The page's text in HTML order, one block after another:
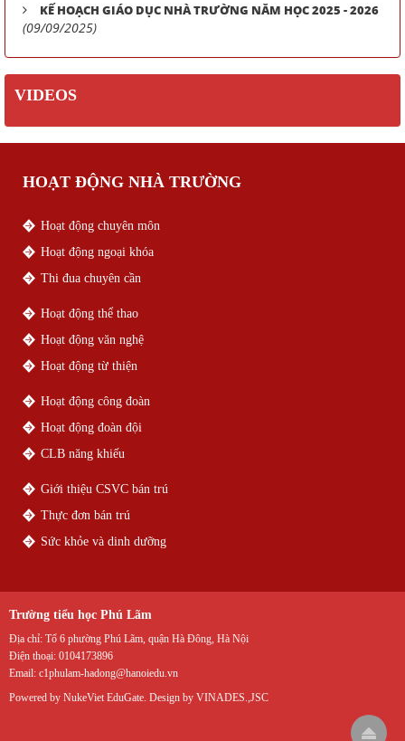
KẾ HOẠCH GIÁO DỤC NHÀ TRƯỜNG NĂM HỌC 2025 - 2026
(09/09/2025)
VIDEOS
HOẠT ĐỘNG NHÀ TRƯỜNG
Hoạt động chuyên môn
Hoạt động ngoại khóa
Thi đua chuyên cần
Hoạt động thể thao
Hoạt động văn nghệ
Hoạt động từ thiện
Hoạt động công đoàn
Hoạt động đoàn đội
CLB năng khiếu
Giới thiệu CSVC bán trú
Thực đơn bán trú
Sức khỏe và dinh dưỡng
Trường tiểu học Phú Lãm
Địa chỉ: Tổ 6 phường Phú Lãm, quận Hà Đông, Hà Nội
Điện thoại: 0104173896
Email: c1phulam-hadong@hanoiedu.vn
Powered by NukeViet EduGate . Design by VINADES.,JSC